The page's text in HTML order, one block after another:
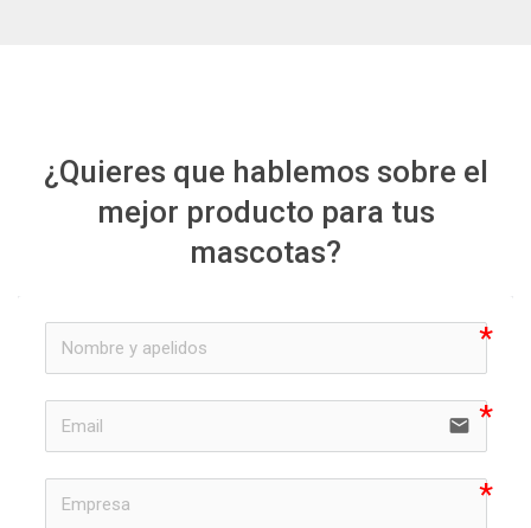
¿Quieres que hablemos sobre el
mejor producto para tus
mascotas?
email